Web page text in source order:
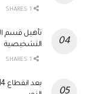
تأهيل قسم
التشخيصية